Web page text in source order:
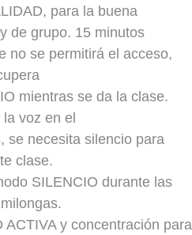
para la buena
de grupo. 15 minutos
no se permitirá el acceso,
mientras se da la clase.
voz en el
se necesita silencio para
clase.
SILENCIO durante las
ACTIVA y concentración para